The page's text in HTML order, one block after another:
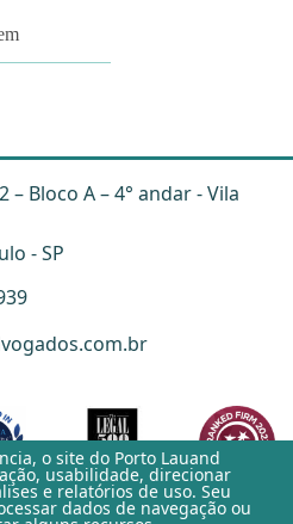
– Bloco A – 4° andar - Vila
- SP
o site do Porto Lauand
usabilidade, direcionar
e relatórios de uso. Seu
dados de navegação ou